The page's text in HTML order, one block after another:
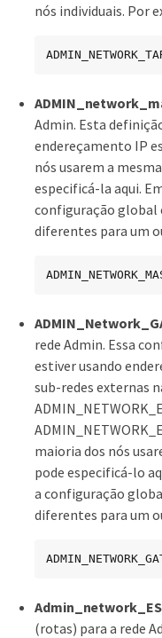
nós individuais. Por
Admin. Esta
endereçamento IP
nós usarem a
especificá-la aqui.
configuração global
diferentes para um
rede Admin. Essa
estiver usando
sub-redes externas
maioria dos nós
pode especificá-lo
a configuração
diferentes para um
(rotas) para a rede